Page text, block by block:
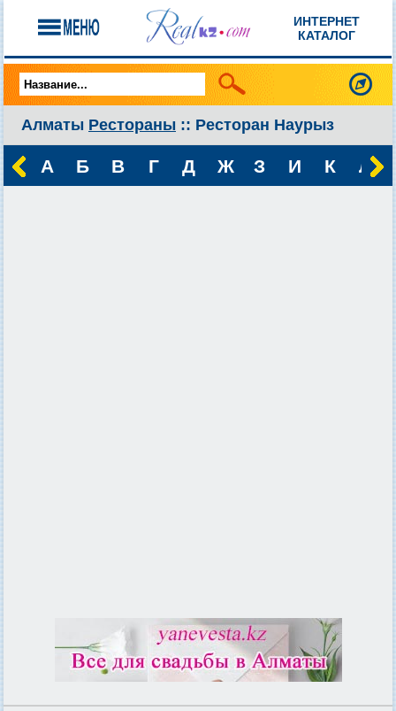
ИНТЕРНЕТ
КАТАЛОГ
Алматы Рестораны :: Ресторан Наурыз
А Б В Г Д Ж З И К Л